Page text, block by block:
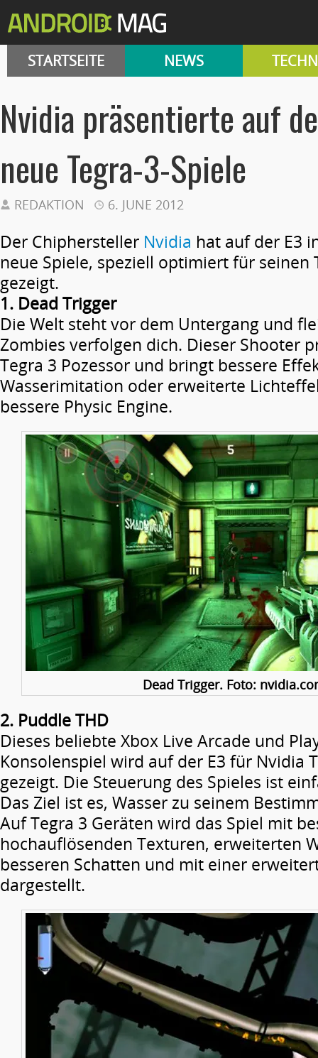
STARTSEITE NEWS
Nvidia präsentierte auf
neue Tegra-3-Spiele
REDAKTION 6. JUNE 2012
Der Chiphersteller Nvidia hat auf der E3
neue Spiele, speziell optimiert für seinen
gezeigt.
1. Dead Trigger
Die Welt steht vor dem Untergang und
Zombies verfolgen dich. Dieser Shooter
Tegra 3 Pozessor und bringt bessere
Wasserimitation oder erweiterte
bessere Physic Engine.
Dead Trigger. Foto:
2. Puddle THD
Dieses beliebte Xbox Live Arcade und
Konsolenspiel wird auf der E3 für Nvidia
gezeigt. Die Steuerung des Spieles ist
Das Ziel ist es, Wasser zu seinem
Auf Tegra 3 Geräten wird das Spiel mit
hochauflösenden Texturen, erweiterten
besseren Schatten und mit einer
dargestellt.